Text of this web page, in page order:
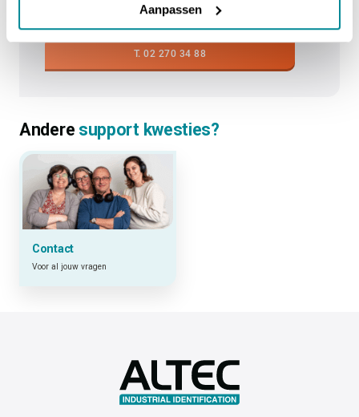
Aanpassen
we zo snel mogelijk contact met je op.
T. 02 270 34 88
Andere support kwesties?
Contact
Voor al jouw vragen